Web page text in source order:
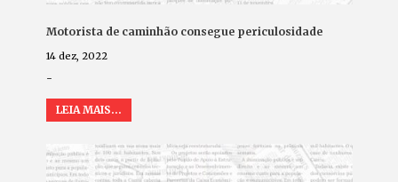
Motorista de caminhão consegue periculosidade
14 dez, 2022
-
LEIA MAIS...